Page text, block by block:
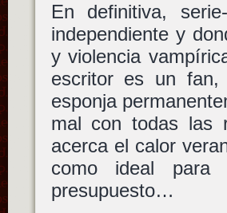
En definitiva,
independiente y
y violencia
escritor es un
esponja
mal con todas las
acerca el calor
como ideal para
presupuesto…